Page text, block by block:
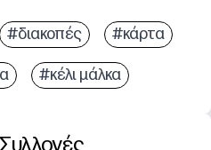
#διακοπές #κάρτα
#κέλι μάλκα